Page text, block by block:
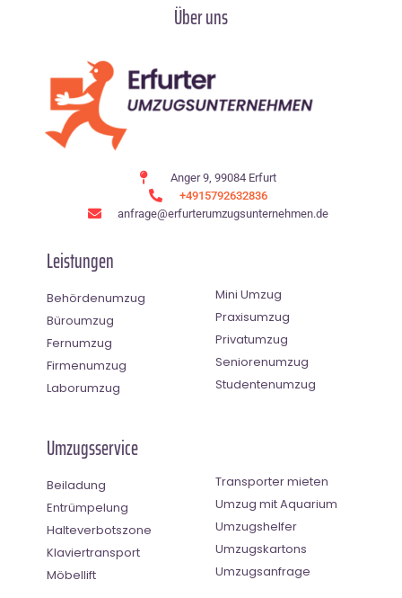
Über uns
Anger 9, 99084 Erfurt
+4915792632836
anfrage@erfurterumzugsunternehmen.de
Leistungen
Behördenumzug
Büroumzug
Fernumzug
Firmenumzug
Laborumzug
Mini Umzug
Praxisumzug
Privatumzug
Seniorenumzug
Studentenumzug
Umzugsservice
Beiladung
Entrümpelung
Halteverbotszone
Klaviertransport
Möbellift
Transporter mieten
Umzug mit Aquarium
Umzugshelfer
Umzugskartons
Umzugsanfrage